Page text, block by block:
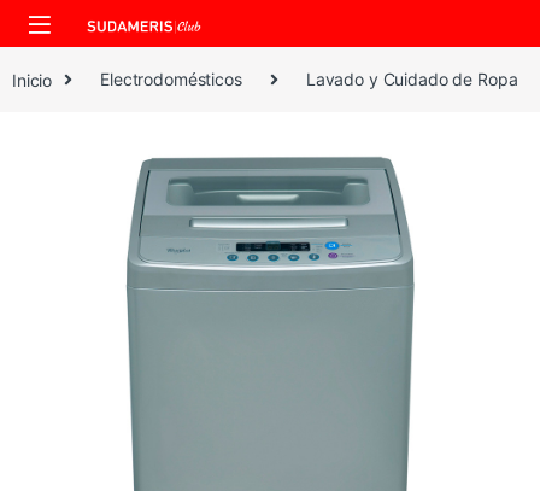
Skip to navigation
Skip to content
Inicio Electrodomésticos Lavado y Cuidado de Ropa